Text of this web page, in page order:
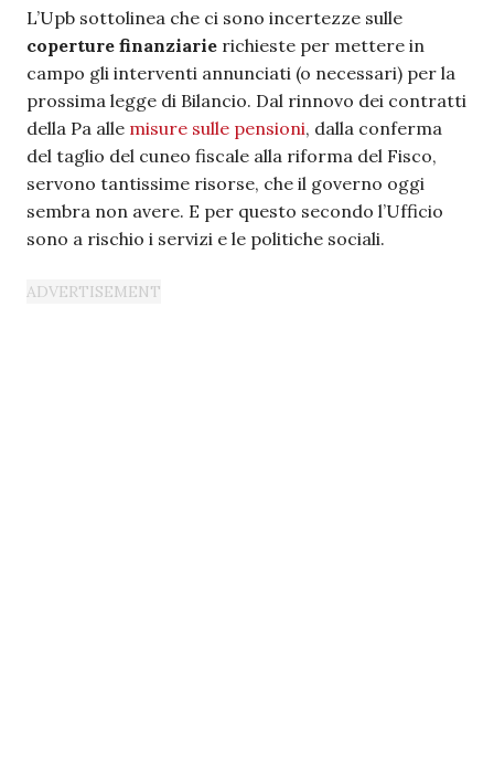
L’Upb sottolinea che ci sono incertezze sulle
coperture finanziarie richieste per mettere in
campo gli interventi annunciati (o necessari) per la
prossima legge di Bilancio. Dal rinnovo dei contratti
della Pa alle misure sulle pensioni, dalla conferma
del taglio del cuneo fiscale alla riforma del Fisco,
servono tantissime risorse, che il governo oggi
sembra non avere. E per questo secondo l’Ufficio
sono a rischio i servizi e le politiche sociali.